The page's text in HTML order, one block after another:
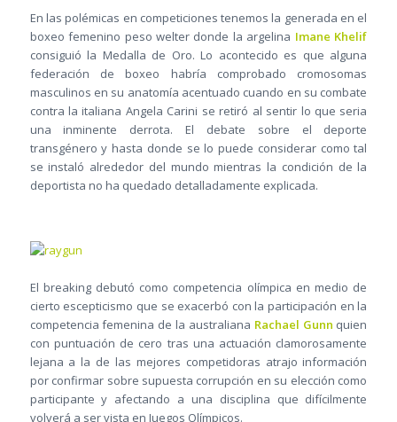
En las polémicas en competiciones tenemos la generada en el
boxeo femenino peso welter donde la argelina Imane Khelif
consiguió la Medalla de Oro. Lo acontecido es que alguna
federación de boxeo habría comprobado cromosomas
masculinos en su anatomía acentuado cuando en su combate
contra la italiana Angela Carini se retiró al sentir lo que seria
una inminente derrota. El debate sobre el deporte
transgénero y hasta donde se lo puede considerar como tal
se instaló alrededor del mundo mientras la condición de la
deportista no ha quedado detalladamente explicada.
El breaking debutó como competencia olímpica en medio de
cierto escepticismo que se exacerbó con la participación en la
competencia femenina de la australiana Rachael Gunn quien
con puntuación de cero tras una actuación clamorosamente
lejana a la de las mejores competidoras atrajo información
por confirmar sobre supuesta corrupción en su elección como
participante y afectando a una disciplina que difícilmente
volverá a ser vista en Juegos Olímpicos.